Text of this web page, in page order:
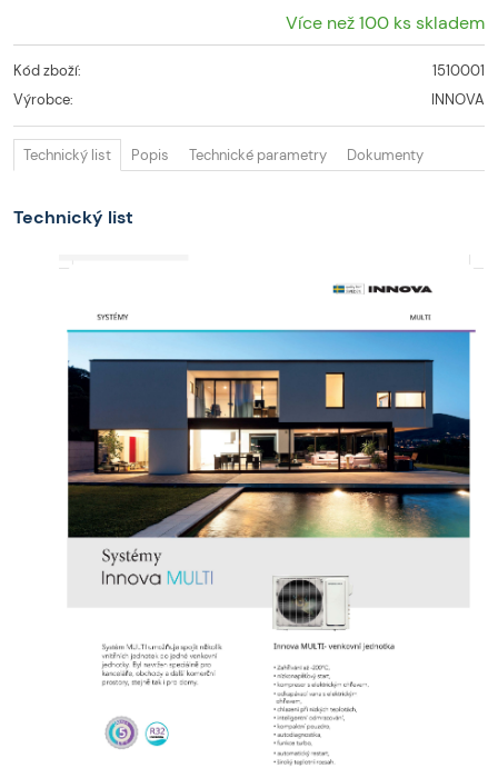
Více než 100 ks skladem
Kód zboží:
1510001
Výrobce:
INNOVA
Technický list Popis Technické parametry Dokumenty
Technický list